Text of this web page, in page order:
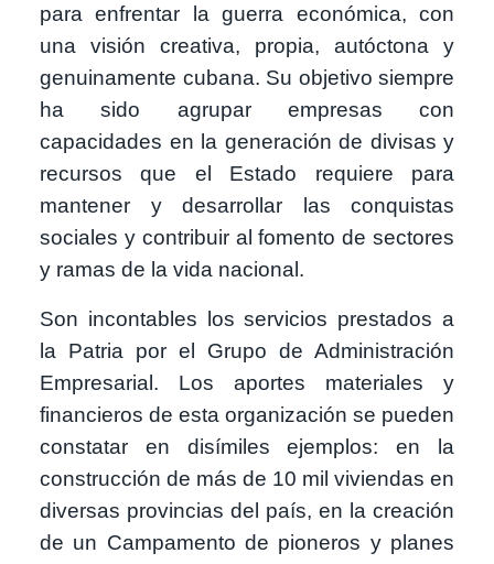
para enfrentar la guerra económica, con
una visión creativa, propia, autóctona y
genuinamente cubana. Su objetivo siempre
ha sido agrupar empresas con
capacidades en la generación de divisas y
recursos que el Estado requiere para
mantener y desarrollar las conquistas
sociales y contribuir al fomento de sectores
y ramas de la vida nacional.
Son incontables los servicios prestados a
la Patria por el Grupo de Administración
Empresarial. Los aportes materiales y
financieros de esta organización se pueden
constatar en disímiles ejemplos: en la
construcción de más de 10 mil viviendas en
diversas provincias del país, en la creación
de un Campamento de pioneros y planes